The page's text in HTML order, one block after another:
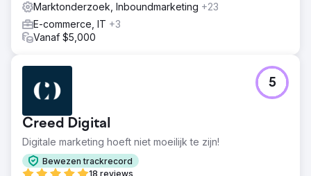
Marktonderzoek, Inboundmarketing +23
E-commerce, IT +3
Vanaf $5,000
Creed Digital
Digitale marketing hoeft niet moeilijk te zijn!
Bewezen trackrecord
18 reviews
5